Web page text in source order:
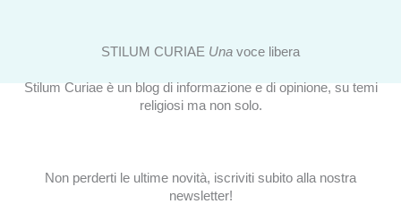
STILUM CURIAE Una voce libera
Stilum Curiae è un blog di informazione e di opinione, su temi
religiosi ma non solo.
Non perderti le ultime novità, iscriviti subito alla nostra
newsletter!